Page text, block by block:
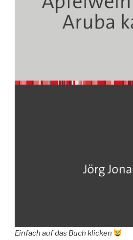
Einfach auf das Buch klicken